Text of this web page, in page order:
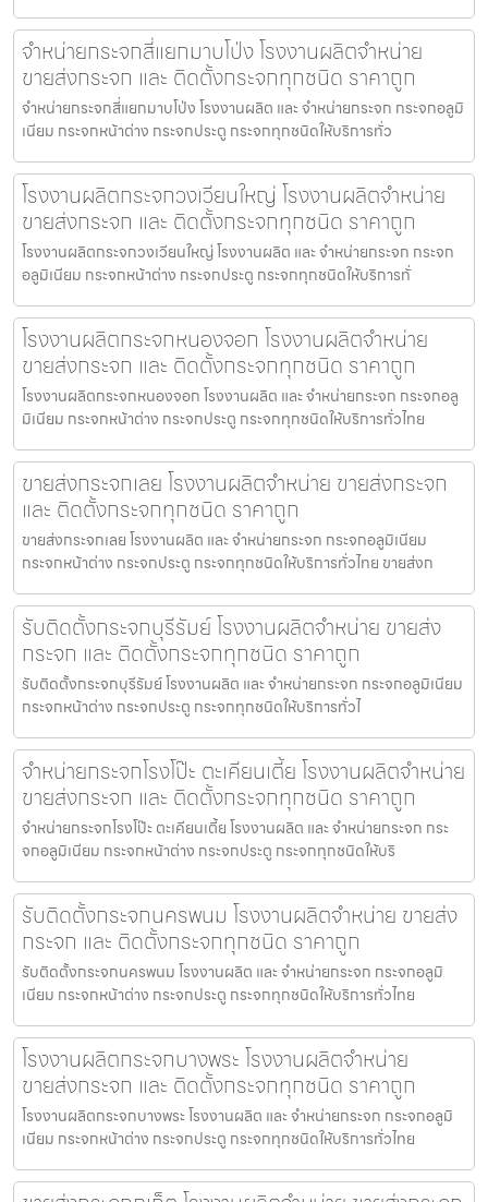
จำหน่ายกระจกสี่แยกมาบโป่ง โรงงานผลิตจำหน่าย
ขายส่งกระจก และ ติดตั้งกระจกทุกชนิด ราคาถูก
จำหน่ายกระจกสี่แยกมาบโป่ง โรงงานผลิต และ จำหน่ายกระจก กระจกอลูมิ
เนียม กระจกหน้าต่าง กระจกประตู กระจกทุกชนิดให้บริการทั่ว
โรงงานผลิตกระจกวงเวียนใหญ่ โรงงานผลิตจำหน่าย
ขายส่งกระจก และ ติดตั้งกระจกทุกชนิด ราคาถูก
โรงงานผลิตกระจกวงเวียนใหญ่ โรงงานผลิต และ จำหน่ายกระจก กระจก
อลูมิเนียม กระจกหน้าต่าง กระจกประตู กระจกทุกชนิดให้บริการทั่
โรงงานผลิตกระจกหนองจอก โรงงานผลิตจำหน่าย
ขายส่งกระจก และ ติดตั้งกระจกทุกชนิด ราคาถูก
โรงงานผลิตกระจกหนองจอก โรงงานผลิต และ จำหน่ายกระจก กระจกอลู
มิเนียม กระจกหน้าต่าง กระจกประตู กระจกทุกชนิดให้บริการทั่วไทย
ขายส่งกระจกเลย โรงงานผลิตจำหน่าย ขายส่งกระจก
และ ติดตั้งกระจกทุกชนิด ราคาถูก
ขายส่งกระจกเลย โรงงานผลิต และ จำหน่ายกระจก กระจกอลูมิเนียม
กระจกหน้าต่าง กระจกประตู กระจกทุกชนิดให้บริการทั่วไทย ขายส่งก
รับติดตั้งกระจกบุรีรัมย์ โรงงานผลิตจำหน่าย ขายส่ง
กระจก และ ติดตั้งกระจกทุกชนิด ราคาถูก
รับติดตั้งกระจกบุรีรัมย์ โรงงานผลิต และ จำหน่ายกระจก กระจกอลูมิเนียม
กระจกหน้าต่าง กระจกประตู กระจกทุกชนิดให้บริการทั่วไ
จำหน่ายกระจกโรงโป๊ะ ตะเคียนเตี้ย โรงงานผลิตจำหน่าย
ขายส่งกระจก และ ติดตั้งกระจกทุกชนิด ราคาถูก
จำหน่ายกระจกโรงโป๊ะ ตะเคียนเตี้ย โรงงานผลิต และ จำหน่ายกระจก กระ
จกอลูมิเนียม กระจกหน้าต่าง กระจกประตู กระจกทุกชนิดให้บริ
รับติดตั้งกระจกนครพนม โรงงานผลิตจำหน่าย ขายส่ง
กระจก และ ติดตั้งกระจกทุกชนิด ราคาถูก
รับติดตั้งกระจกนครพนม โรงงานผลิต และ จำหน่ายกระจก กระจกอลูมิ
เนียม กระจกหน้าต่าง กระจกประตู กระจกทุกชนิดให้บริการทั่วไทย
โรงงานผลิตกระจกบางพระ โรงงานผลิตจำหน่าย
ขายส่งกระจก และ ติดตั้งกระจกทุกชนิด ราคาถูก
โรงงานผลิตกระจกบางพระ โรงงานผลิต และ จำหน่ายกระจก กระจกอลูมิ
เนียม กระจกหน้าต่าง กระจกประตู กระจกทุกชนิดให้บริการทั่วไทย